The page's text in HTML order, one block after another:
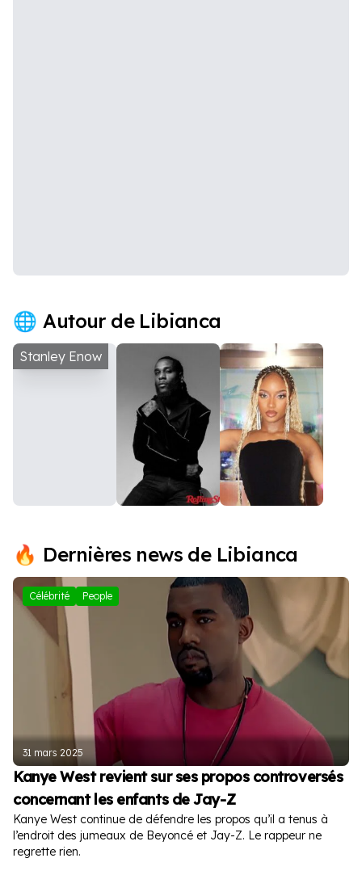
Autour de Libianca
Stanley Enow
Dernières news de Libianca
Célébrité People
31 mars 2025
Kanye West revient sur ses propos controversés
concernant les enfants de Jay-Z
Kanye West continue de défendre les propos qu’il a tenus à
l’endroit des jumeaux de Beyoncé et Jay-Z. Le rappeur ne
regrette rien.